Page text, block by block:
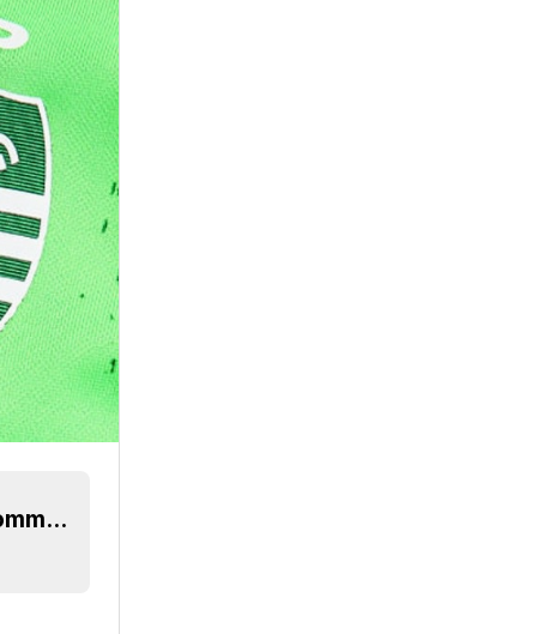
Sporting 24-25 Drittes Trikot veröffentlicht - Hommage an Cristiano Ronaldo